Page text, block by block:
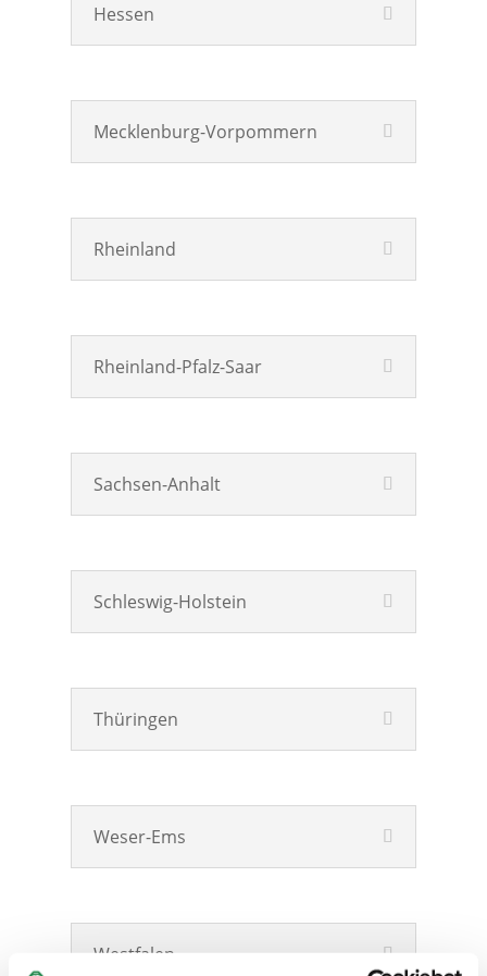
Hessen
Mecklenburg-Vorpommern
Rheinland
Rheinland-Pfalz-Saar
Sachsen-Anhalt
Schleswig-Holstein
Thüringen
Weser-Ems
Westfalen